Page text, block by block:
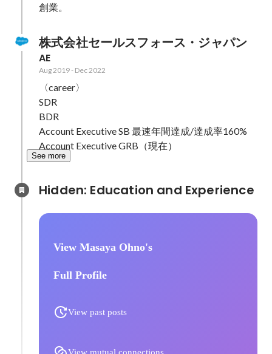
株式会社セールスフォース・ジャパン
AE
Aug 2019- Dec 2022
〈career〉
SDR
BDR
Account Executive SB 最速年間達成/達成率160%
Account Executive GRB（現在）
See more
View Masaya Ohno's
Full Profile
View past posts